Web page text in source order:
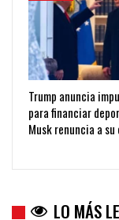
Trump anuncia
para financiar
Musk renuncia a
LO MÁS